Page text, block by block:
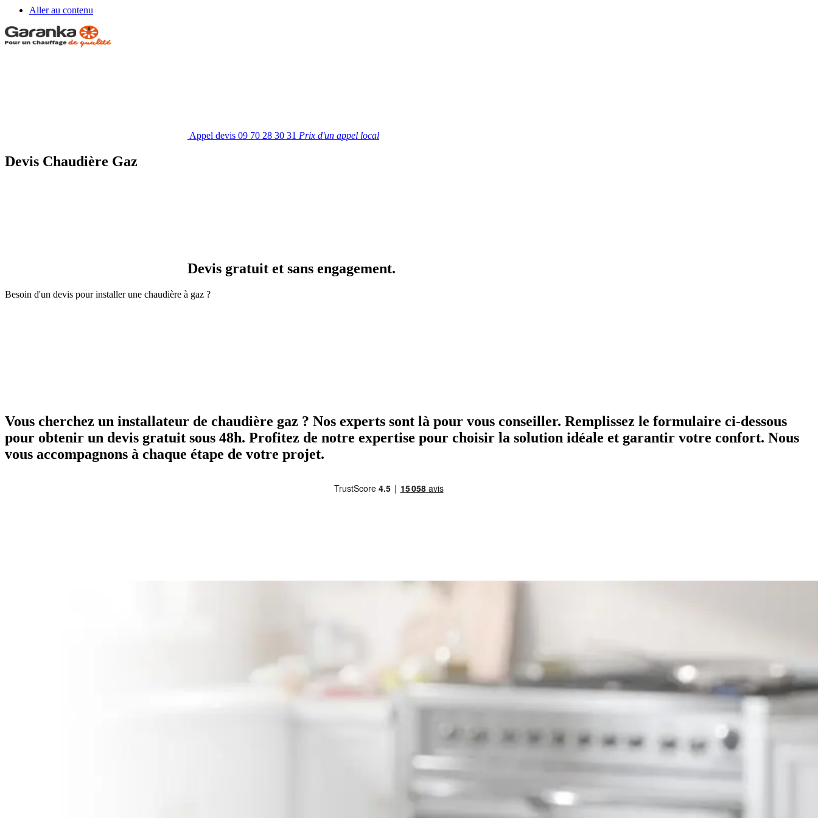
Aller au contenu
Appel devis 09 70 28 30 31 Prix d'un appel local
Devis Chaudière Gaz
Devis gratuit et sans engagement.
Besoin d'un devis pour installer une chaudière à gaz ?
Vous cherchez un installateur de chaudière gaz ? Nos experts sont là pour vous conseiller. Remplissez le formulaire ci-dessous
pour obtenir un devis gratuit sous 48h. Profitez de notre expertise pour choisir la solution idéale et garantir votre confort. Nous
vous accompagnons à chaque étape de votre projet.